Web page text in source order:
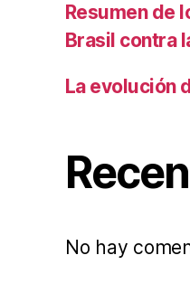
Resumen de
Brasil contra
La evolución
No hay